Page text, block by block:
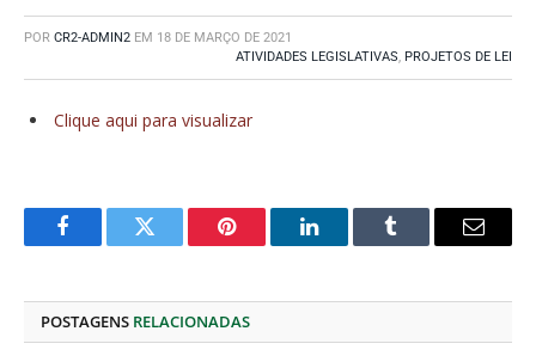
POR CR2-ADMIN2 EM 18 DE MARÇO DE 2021
ATIVIDADES LEGISLATIVAS, PROJETOS DE LEI
Clique aqui para visualizar
FacebookTwitter Pinterest O
Tumblr
E-
POSTAGENS RELACIONADAS